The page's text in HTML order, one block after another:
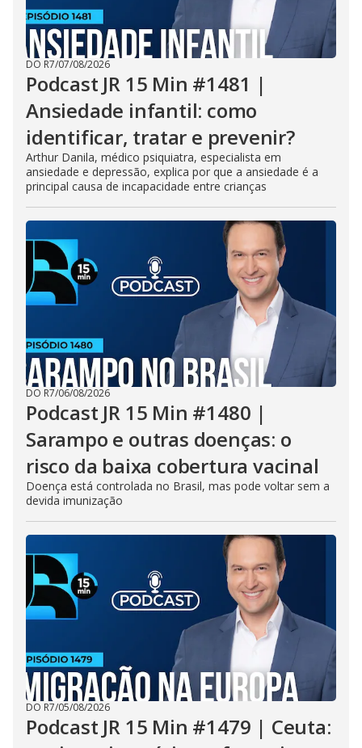
DO R7/07/08/2026
Podcast JR 15 Min #1481 |
Ansiedade infantil: como
identificar, tratar e prevenir?
Arthur Danila, médico psiquiatra, especialista em
ansiedade e depressão, explica por que a ansiedade é a
principal causa de incapacidade entre crianças
DO R7/06/08/2026
Podcast JR 15 Min #1480 |
Sarampo e outras doenças: o
risco da baixa cobertura vacinal
Doença está controlada no Brasil, mas pode voltar sem a
devida imunização
DO R7/05/08/2026
Podcast JR 15 Min #1479 | Ceuta: